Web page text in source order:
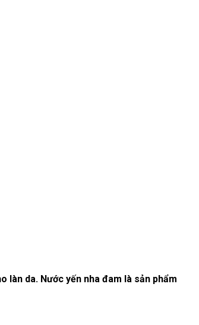
da. Nước yến nha đam là sản phẩm